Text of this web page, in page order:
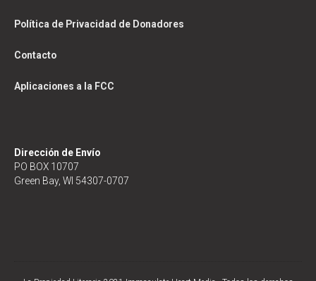
Política de Privacidad de Donadores
Contacto
Aplicaciones a la FCC
Dirección de Envío
PO BOX 10707
Green Bay, WI 54307-0707